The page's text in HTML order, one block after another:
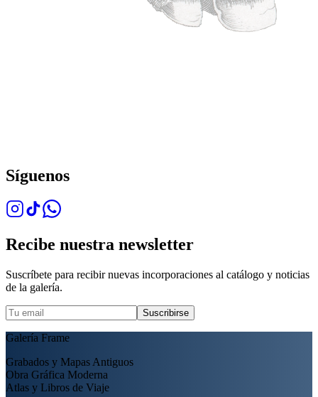
Síguenos
Recibe nuestra newsletter
Suscríbete para recibir nuevas incorporaciones al catálogo y noticias
de la galería.
Suscribirse
Galería Frame
Grabados y Mapas Antiguos
Obra Gráfica Moderna
Atlas y Libros de Viaje